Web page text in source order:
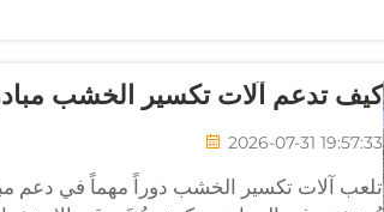
كيف تدعم آلات تكسير الخشب
2026-07-31 19:57:33
تلعب آلات تكسير الخشب دوراً مهماً في دعم